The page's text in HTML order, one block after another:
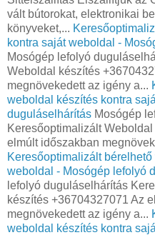
vált bútorokat, elektronikai
könyveket,...
kontra saját weboldal -
Mosógép lefolyó
Weboldal készítés
megnövekedett az igény a...
weboldal készítés kontra
duguláselhárítás Mosógép
Keresőoptimalizált
elmúlt időszakban
Keresőoptimalizált
weboldal - Mosógép lefolyó
lefolyó duguláselhárítás
készítés +36704327071 Az
megnövekedett az igény a...
weboldal készítés kontra